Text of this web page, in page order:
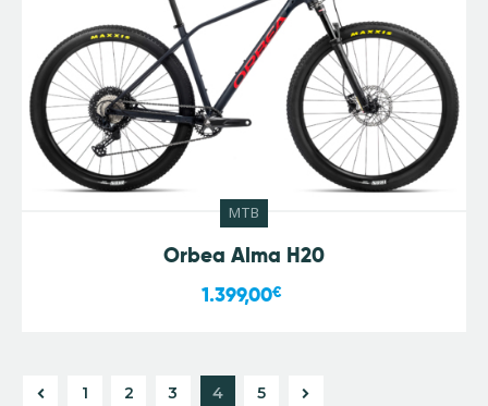
MTB
Orbea Alma H20
1.399,00€
1 2 3 4 5